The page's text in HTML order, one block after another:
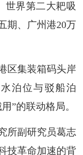
世界第二大耙吸
期、广州港20万
集装箱码头岸
泊位与驳船泊
”的联动格局。
副研究员葛志
技革命加速的背